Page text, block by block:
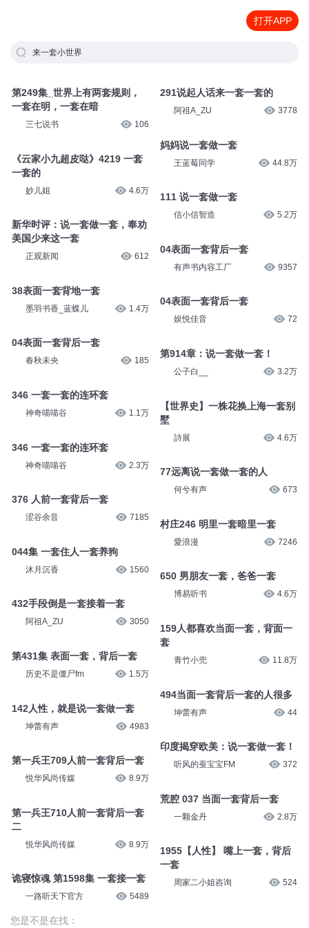
打开APP
来一套小世界
第249集_世界上有两套规则，
一套在明，一套在暗
三七说书 106
《云家小九超皮哒》4219 一套
一套的
妙儿姐 4.6万
新华时评：说一套做一套，奉劝
美国少来这一套
正观新闻 612
38表面一套背地一套
墨羽书香_蓝蝶儿 1.4万
04表面一套背后一套
春秋未央 185
346 一套一套的连环套
神奇喵喵谷 1.1万
346 一套一套的连环套
神奇喵喵谷 2.3万
376 人前一套背后一套
涩谷余音 7185
044集 一套住人一套养狗
沐月沉香 1560
432手段倒是一套接着一套
阿祖A_ZU 3050
第431集 表面一套，背后一套
历史不是僵尸fm 1.5万
142人性，就是说一套做一套
坤蕾有声 4983
第一兵王709人前一套背后一套
悦华风尚传媒 8.9万
第一兵王710人前一套背后一套
二
悦华风尚传媒 8.9万
诡寝惊魂 第1598集 一套接一套
一路听天下官方 5489
291说起人话来一套一套的
阿祖A_ZU 3778
妈妈说一套做一套
王蓝莓同学 44.8万
111 说一套做一套
信小信智造 5.2万
04表面一套背后一套
有声书内容工厂 9357
04表面一套背后一套
娱悦佳音 72
第914章：说一套做一套！
公子白__ 3.2万
【世界史】一株花换上海一套别
墅
詩展 4.6万
77远离说一套做一套的人
何兮有声 673
村庄246 明里一套暗里一套
愛浪漫 7246
650 男朋友一套，爸爸一套
博易听书 4.6万
159人都喜欢当面一套，背面一
套
青竹小兜 11.8万
494当面一套背后一套的人很多
坤蕾有声 44
印度揭穿欧美：说一套做一套！
听风的蚕宝宝FM 372
荒腔 037 当面一套背后一套
一颗金丹 2.8万
1955【人性】 嘴上一套，背后
一套
周家二小姐咨询 524
您是不是在找：